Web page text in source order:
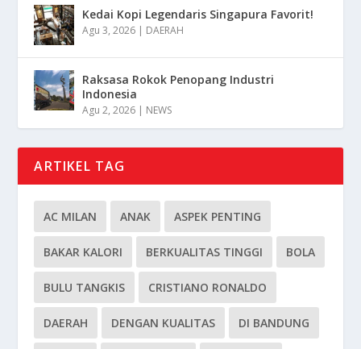
Kedai Kopi Legendaris Singapura Favorit!
Agu 3, 2026 | DAERAH
Raksasa Rokok Penopang Industri
Indonesia
Agu 2, 2026 | NEWS
ARTIKEL TAG
AC MILAN ANAK ASPEK PENTING
BAKAR KALORI BERKUALITAS TINGGI BOLA
BULU TANGKIS CRISTIANO RONALDO
DAERAH DENGAN KUALITAS DI BANDUNG